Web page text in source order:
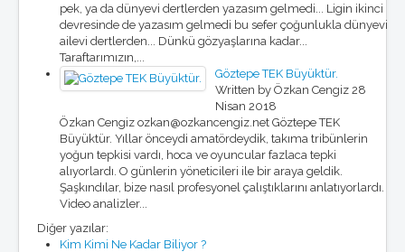
pek, ya da dünyevi dertlerden yazasım gelmedi... Ligin ikinci
devresinde de yazasım gelmedi bu sefer çoğunlukla dünyevi
ailevi dertlerden... Dünkü gözyaşlarına kadar...
Taraftarımızın,...
Göztepe TEK Büyüktür.
Written by Özkan Cengiz 28
Nisan 2018
Özkan Cengiz ozkan@ozkancengiz.net Göztepe TEK
Büyüktür. Yıllar önceydi amatördeydik, takıma tribünlerin
yoğun tepkisi vardı, hoca ve oyuncular fazlaca tepki
alıyorlardı. O günlerin yöneticileri ile bir araya geldik.
Şaşkındılar, bize nasıl profesyonel çalıştıklarını anlatıyorlardı.
Video analizler...
Diğer yazılar:
Kim Kimi Ne Kadar Biliyor ?